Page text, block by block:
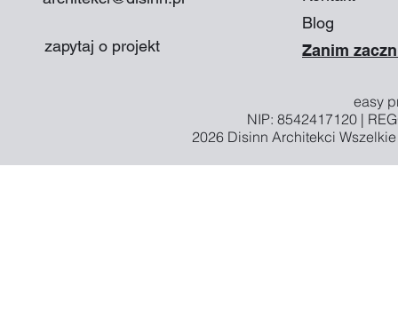
zapytaj o projekt
Blog
Zanim
easy
NIP: 8542417120 |
2026 Disinn Architekci